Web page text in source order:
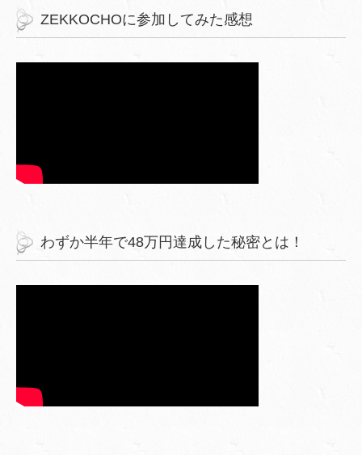
ZEKKOCHOに参加してみた感想
わずか半年で48万円達成した秘密とは！